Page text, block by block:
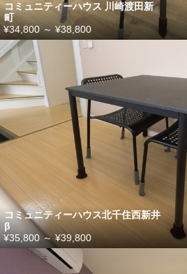
コミュニティーハウス 川崎渡田新
町
¥34,800～¥38,800
コミュニティーハウス北千住西新井
β
¥35,800 ～¥39,800